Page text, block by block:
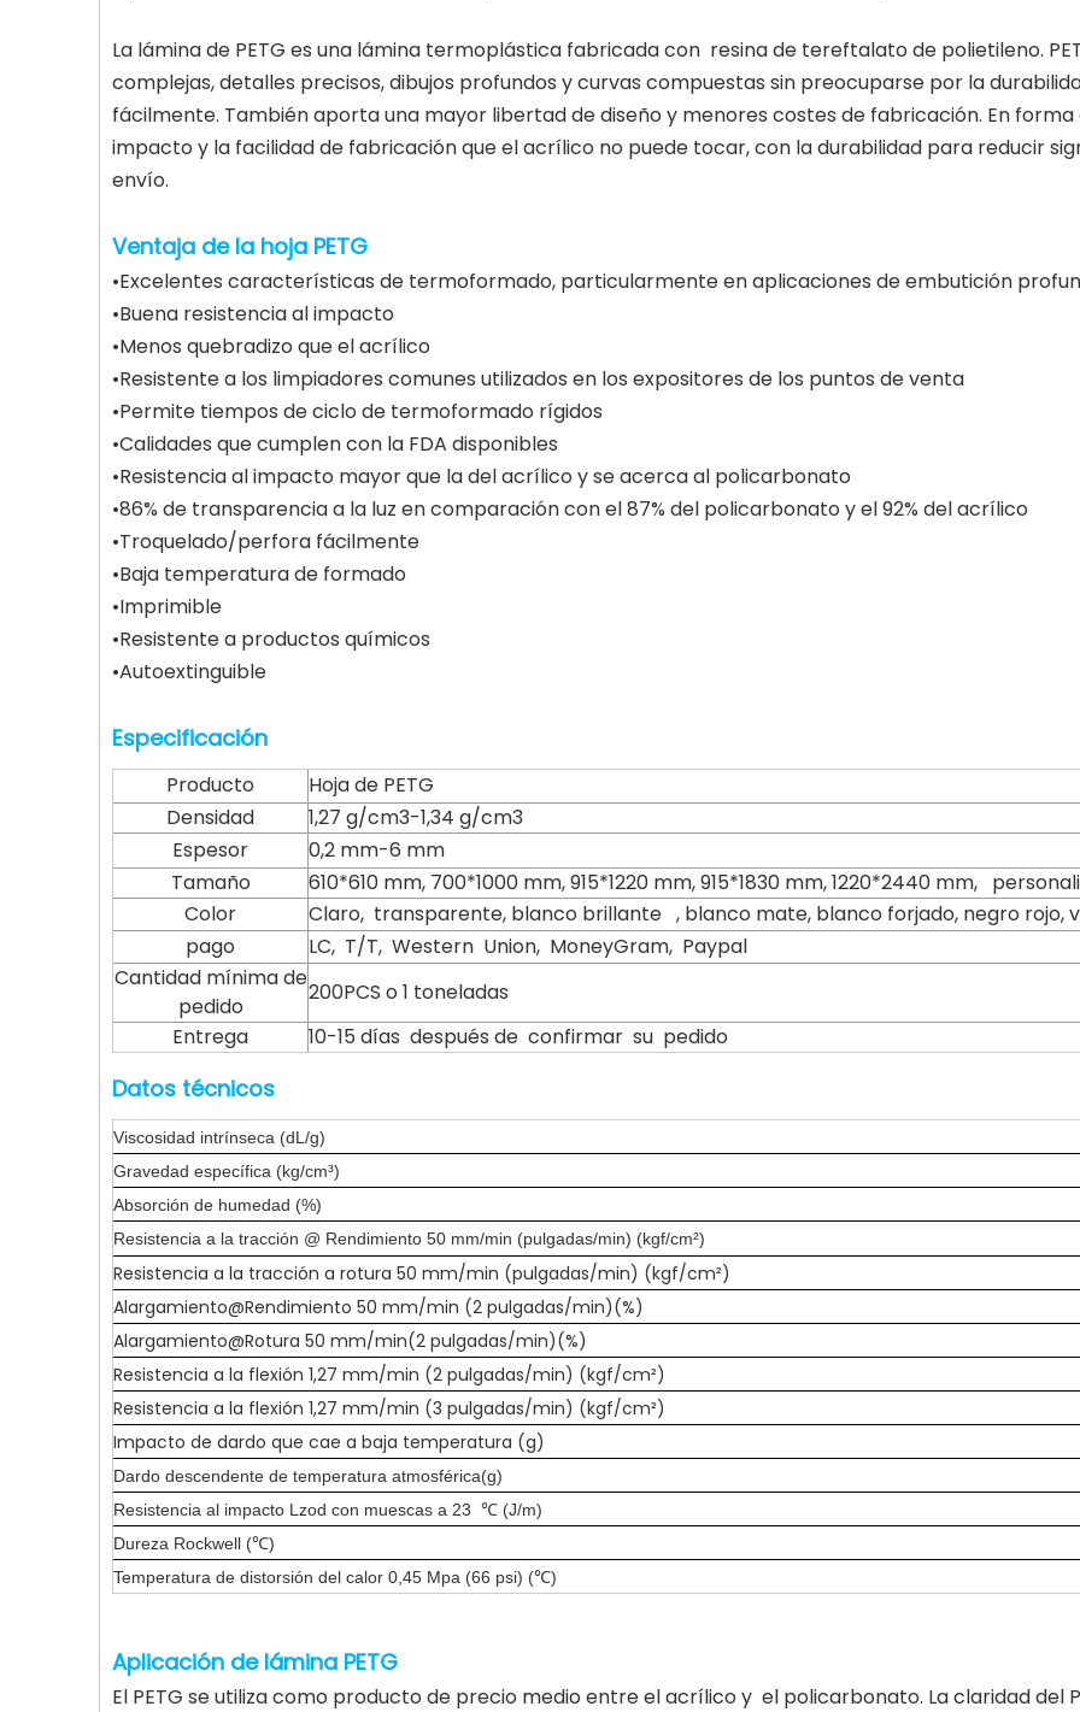
La lámina de PETG es una lámina termoplástica fabricada con resina de tereftalato de polietileno.
complejas, detalles precisos, dibujos profundos y curvas compuestas sin preocuparse por la
fácilmente. También aporta una mayor libertad de diseño y menores costes de fabricación. En forma
impacto y la facilidad de fabricación que el acrílico no puede tocar, con la durabilidad para reducir
envío.
Ventaja de la hoja PETG
•Excelentes características de termoformado, particularmente en aplicaciones de embutición
•Buena resistencia al impacto
•Menos quebradizo que el acrílico
•Resistente a los limpiadores comunes utilizados en los expositores de los puntos de venta
•Permite tiempos de ciclo de termoformado rígidos
•Calidades que cumplen con la FDA disponibles
•Resistencia al impacto mayor que la del acrílico y se acerca al policarbonato
•86% de transparencia a la luz en comparación con el 87% del policarbonato y el 92% del acrílico
•Troquelado/perfora fácilmente
•Baja temperatura de formado
•Imprimible
•Resistente a productos químicos
•Autoextinguible
Especificación
Producto
Hoja de PETG
Densidad
1,27 g/cm3-1,34 g/cm3
Espesor
0,2 mm-6 mm
Tamaño
610*610 mm, 700*1000 mm, 915*1220 mm, 915*1830 mm, 1220*2440 mm,
Color
Claro, transparente, blanco brillante , blanco mate, blanco forjado, negro rojo,
pago
LC, T/T, Western Union, MoneyGram, Paypal
Cantidad mínima de
pedido
200PCS o 1 toneladas
Entrega
10-15 días después de confirmar su pedido
Datos técnicos
Viscosidad intrínseca (dL/g)
Gravedad específica (kg/cm³)
Absorción de humedad (%)
Resistencia a la tracción @ Rendimiento 50 mm/min (pulgadas/min) (kgf/cm²)
Resistencia a la tracción a rotura 50 mm/min (pulgadas/min) (kgf/cm²)
Alargamiento@Rendimiento 50 mm/min (2 pulgadas/min)(%)
Alargamiento@Rotura 50 mm/min(2 pulgadas/min)(%)
Resistencia a la flexión 1,27 mm/min (2 pulgadas/min) (kgf/cm²)
Resistencia a la flexión 1,27 mm/min (3 pulgadas/min) (kgf/cm²)
Impacto de dardo que cae a baja temperatura (g)
Dardo descendente de temperatura atmosférica(g)
Resistencia al impacto Lzod con muescas a 23 ℃ (J/m)
Dureza Rockwell (℃)
Temperatura de distorsión del calor 0,45 Mpa (66 psi) (℃)
Aplicación de lámina PETG
El PETG se utiliza como producto de precio medio entre el acrílico y el policarbonato. La claridad del